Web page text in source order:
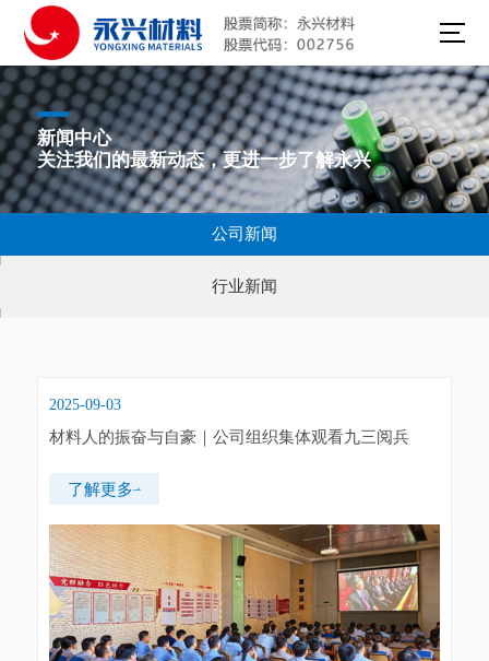
新闻中心
关注我们的最新动态，更进一步了解永兴
公司新闻
行业新闻
2025-09-03
材料人的振奋与自豪｜公司组织集体观看九三阅兵
了解更多